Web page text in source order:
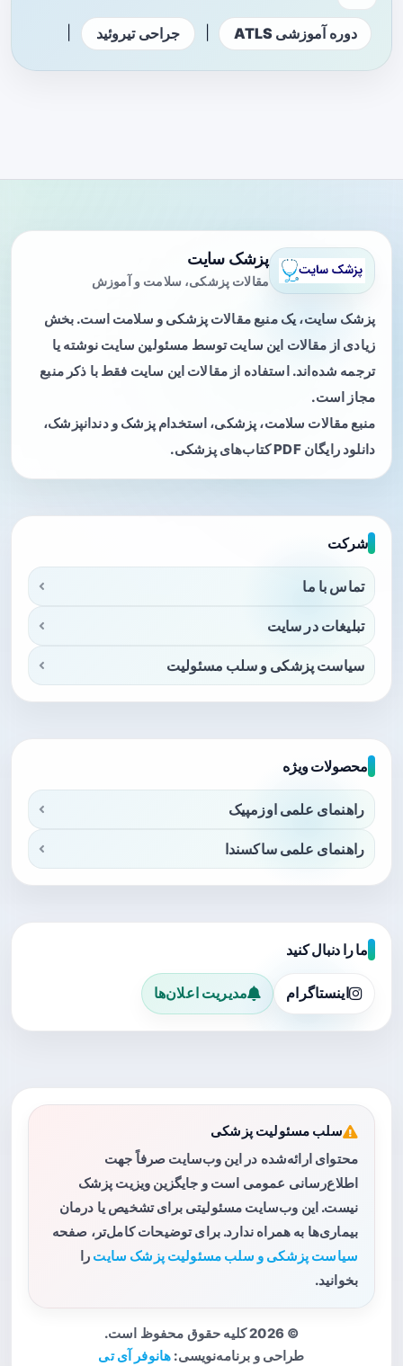
دوره آموزشی ATLS جراحی تیروئید
پزشک سایت
مقالات پزشکی، سلامت و آموزش
پزشک سایت، یک منبع مقالات پزشکی و سلامت است. بخش
زیادی از مقالات این سایت توسط مسئولین سایت نوشته یا
ترجمه شده‌اند. استفاده از مقالات این سایت فقط با ذکر منبع
مجاز است.
منبع مقالات سلامت، پزشکی، استخدام پزشک و دندانپزشک،
دانلود رایگان PDF کتاب‌های پزشکی.
شرکت
تماس با ما
تبلیغات در سایت
سیاست پزشکی و سلب مسئولیت
محصولات ویژه
راهنمای علمی اوزمپیک
راهنمای علمی ساکسندا
ما را دنبال کنید
اینستاگرام مدیریت اعلان‌ها
سلب مسئولیت پزشکی
محتوای ارائه‌شده در این وب‌سایت صرفاً جهت
اطلاع‌رسانی عمومی است و جایگزین ویزیت پزشک
نیست. این وب‌سایت مسئولیتی برای تشخیص یا درمان
بیماری‌ها به همراه ندارد. برای توضیحات کامل‌تر، صفحه
سیاست پزشکی و سلب مسئولیت پزشک سایت را
بخوانید.
© 2026 کلیه حقوق محفوظ است.
طراحی و برنامه‌نویسی: هانوفر آی تی